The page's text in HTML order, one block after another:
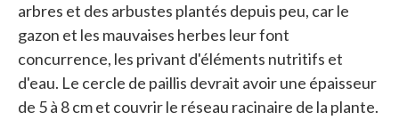
arbres et des arbustes plantés depuis peu, car le
gazon et les mauvaises herbes leur font
concurrence, les privant d'éléments nutritifs et
d'eau. Le cercle de paillis devrait avoir une épaisseur
de 5 à 8 cm et couvrir le réseau racinaire de la plante.